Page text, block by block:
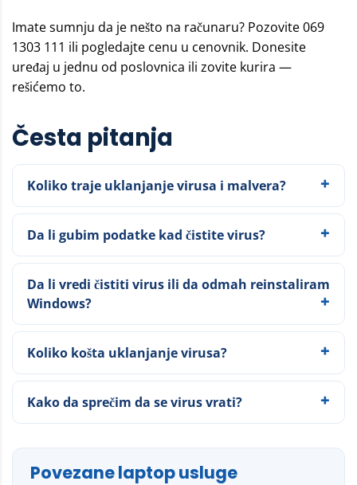
Imate sumnju da je nešto na računaru? Pozovite069
1303 111 ili pogledajte cenu u cenovnik. Donesite
uređaj u jednu od poslovnica ili zovite kurira —
rešićemo to.
Česta pitanja
Koliko traje uklanjanje virusa i malvera?
Da li gubim podatke kad čistite virus?
Da li vredi čistiti virus ili da odmah reinstaliram
Windows?
Koliko košta uklanjanje virusa?
Kako da sprečim da se virus vrati?
Povezane laptop usluge